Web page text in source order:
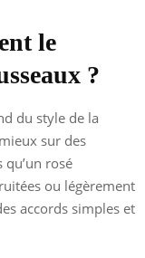
le
?
du style de la
sur des
rosé
ou légèrement
accords simples et